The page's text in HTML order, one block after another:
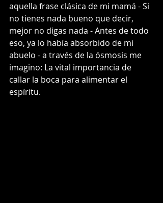
aquella frase clásica de mi mamá - Si
no tienes nada bueno que decir,
mejor no digas nada - Antes de todo
eso, ya lo había absorbido de mi
abuelo - a través de la ósmosis me
imagino: La vital importancia de
callar la boca para alimentar el
espíritu.